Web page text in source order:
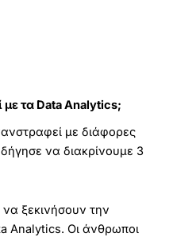
με τα Data Analytics;
με διάφορες
να διακρίνουμε 3
ξεκινήσουν την
Analytics. Οι άνθρωποι